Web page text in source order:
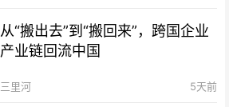
从“搬出去”到“搬回来”，跨国企业
产业链回流中国
三里河 5天前